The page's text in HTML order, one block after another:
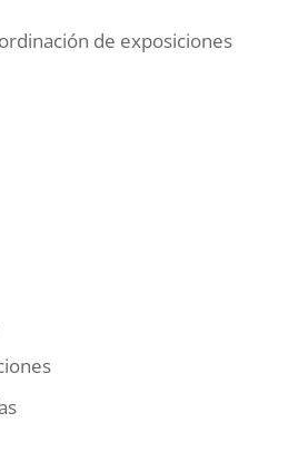
de exposiciones